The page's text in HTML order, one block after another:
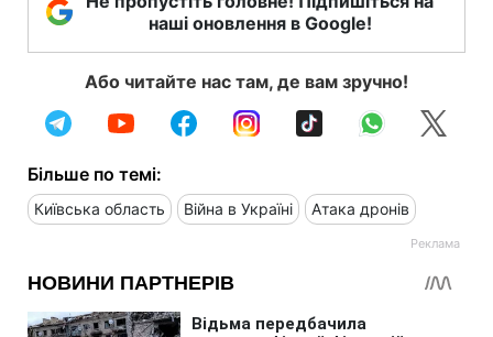
наші оновлення в Google!
Або читайте нас там, де вам зручно!
Більше по темі:
Київська область Війна в Україні Атака дронів